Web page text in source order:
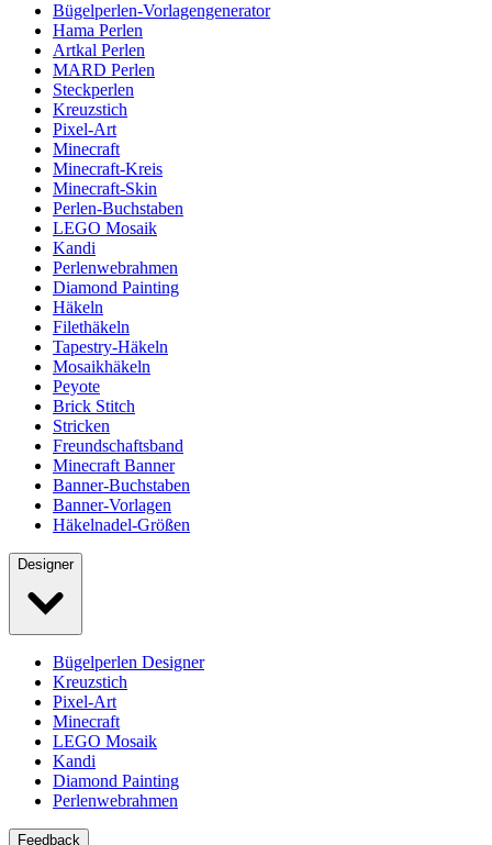
Bügelperlen-Vorlagengenerator
Hama Perlen
Artkal Perlen
MARD Perlen
Steckperlen
Kreuzstich
Pixel-Art
Minecraft
Minecraft-Kreis
Minecraft-Skin
Perlen-Buchstaben
LEGO Mosaik
Kandi
Perlenwebrahmen
Diamond Painting
Häkeln
Filethäkeln
Tapestry-Häkeln
Mosaikhäkeln
Peyote
Brick Stitch
Stricken
Freundschaftsband
Minecraft Banner
Banner-Buchstaben
Banner-Vorlagen
Häkelnadel-Größen
Designer
Bügelperlen Designer
Kreuzstich
Pixel-Art
Minecraft
LEGO Mosaik
Kandi
Diamond Painting
Perlenwebrahmen
Feedback